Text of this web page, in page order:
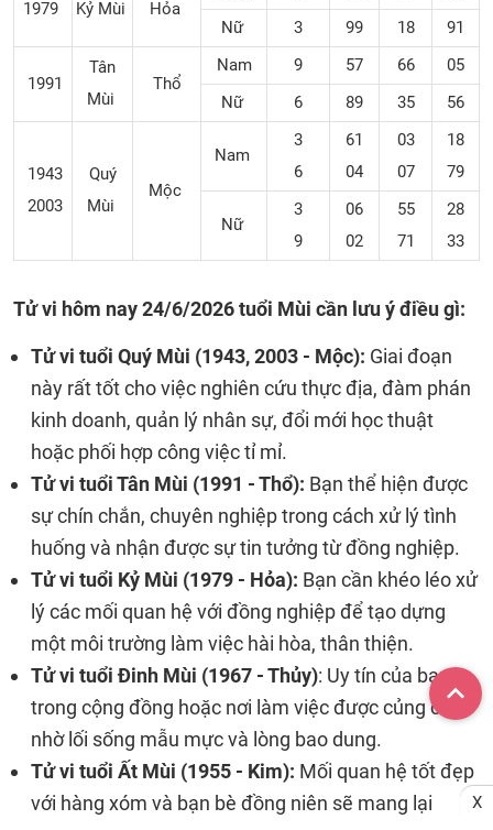
1979 Kỷ Mùi Hỏa
Nữ
3 99 18 91
1991
Tân
Mùi
Thổ
Nam 9 57 66
05
Nữ
6 89 35 56
1943
2003
Quý
Mùi
Mộc
Nam
3
6
61
04
03
07
18
79
Nữ
3
9
06
02
55
71
28
33
Tử vi hôm nay 24/6/2026 tuổi Mùi cần lưu ý điều gì:
Tử vi tuổi Quý Mùi (1943, 2003 - Mộc): Giai đoạn
này rất tốt cho việc nghiên cứu thực địa, đàm phán
kinh doanh, quản lý nhân sự, đổi mới học thuật
hoặc phối hợp công việc tỉ mỉ.
Tử vi tuổi Tân Mùi (1991 - Thổ): Bạn thể hiện được
sự chín chắn, chuyên nghiệp trong cách xử lý tình
huống và nhận được sự tin tưởng từ đồng nghiệp.
Tử vi tuổi Kỷ Mùi (1979 - Hỏa): Bạn cần khéo léo xử
lý các mối quan hệ với đồng nghiệp để tạo dựng
một môi trường làm việc hài hòa, thân thiện.
Tử vi tuổi Đinh Mùi (1967 - Thủy): Uy tín của bạn
trong cộng đồng hoặc nơi làm việc được củng cố
nhờ lối sống mẫu mực và lòng bao dung.
Tử vi tuổi Ất Mùi (1955 - Kim): Mối quan hệ tốt đẹp
với hàng xóm và bạn bè đồng niên sẽ mang lại
X